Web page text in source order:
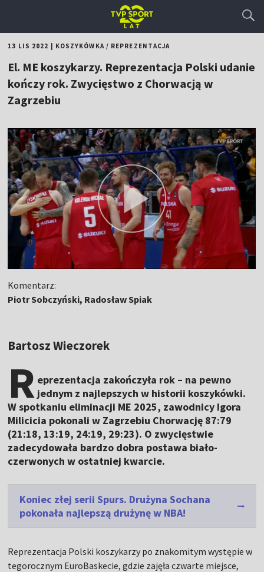
13 LIS 2022 KOSZYKÓWKA/ REPREZENTACJA
El. ME koszykarzy. Reprezentacja Polski udanie
kończy rok. Zwycięstwo z Chorwacją w
Zagrzebiu
Komentarz:
Piotr Sobczyński, Radosław Spiak
Bartosz Wieczorek
R eprezentacja zakończyła rok – na pewno
jednym z najlepszych w historii koszykówki.
W spotkaniu eliminacji ME 2025, zawodnicy Igora
Milicicia pokonali w Zagrzebiu Chorwację 87:79
(21:18, 13:19, 24:19, 29:23). O zwycięstwie
zadecydowała bardzo dobra postawa biało-
czerwonych w ostatniej kwarcie.
Koniec złej serii Spurs. Drużyna Sochana
pokonała najlepszą drużynę w NBA!
Reprezentacja Polski koszykarzy po znakomitym występie w
tegorocznym EuroBaskecie, gdzie zajęła czwarte miejsce,